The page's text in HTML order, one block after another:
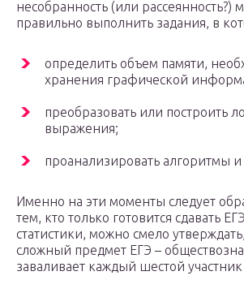
несобранность (или рассеянность?)
правильно выполнить задания, в
определить объем памяти,
хранения графической
преобразовать или построить
выражения;
проанализировать алгоритмы
Именно на эти моменты следует
тем, кто только готовится сдавать
статистики, можно смело
сложный предмет ЕГЭ –
заваливает каждый шестой